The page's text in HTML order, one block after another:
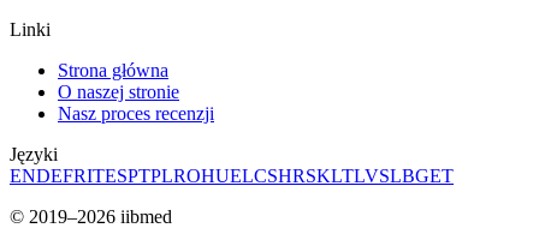
Linki
Strona główna
O naszej stronie
Nasz proces recenzji
Języki
ENDEFRITESPTPLROHUELCSHRSKLTLVSLBGET
© 2019–2026 iibmed